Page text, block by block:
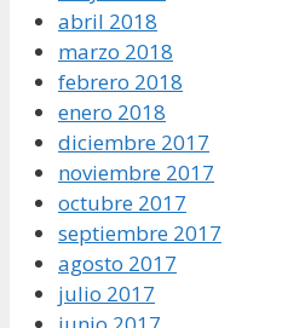
abril 2018
marzo 2018
febrero 2018
enero 2018
diciembre 2017
noviembre 2017
octubre 2017
septiembre 2017
agosto 2017
julio 2017